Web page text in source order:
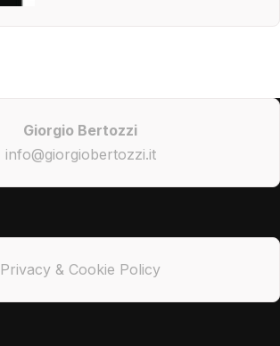
Giorgio Bertozzi
info@giorgiobertozzi.it
Privacy & Cookie Policy